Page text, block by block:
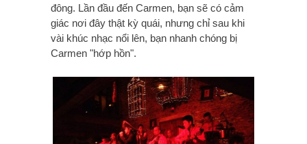
đông. Lần đầu đến Carmen, bạn sẽ có cảm
giác nơi đây thật kỳ quái, nhưng chỉ sau khi
vài khúc nhạc nổi lên, bạn nhanh chóng bị
Carmen "hớp hồn".